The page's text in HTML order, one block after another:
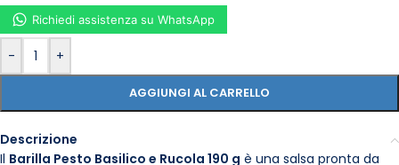
- +
AGGIUNGI AL CARRELLO
Richiedi assistenza su WhatsApp
Descrizione
Il Barilla Pesto Basilico e Rucola 190 g è una salsa pronta da